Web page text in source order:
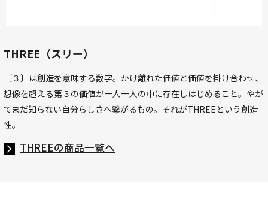
THREE（スリー）
〔３〕は創造を意味する数字。かけ離れた価値と価値を掛け合わせ、
想像を超える第３の価値が一人一人の中に存在しはじめること。やが
てまだ知らない自分らしさへ繋がるもの。それがTHREEという創造
性。
THREEの商品一覧へ